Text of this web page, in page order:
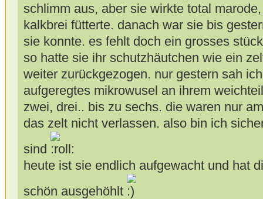
schlimm aus, aber sie wirkte total
kalkbrei fütterte. danach war sie bis
sie konnte. es fehlt doch ein grosses
so hatte sie ihr schutzhäutchen wie ein
weiter zurückgezogen. nur gestern sah
aufgeregtes mikrowusel an ihrem
zwei, drei.. bis zu sechs. die waren nur
das zelt nicht verlassen. also bin ich
sind
heute ist sie endlich aufgewacht und hat
schön ausgehöhlt